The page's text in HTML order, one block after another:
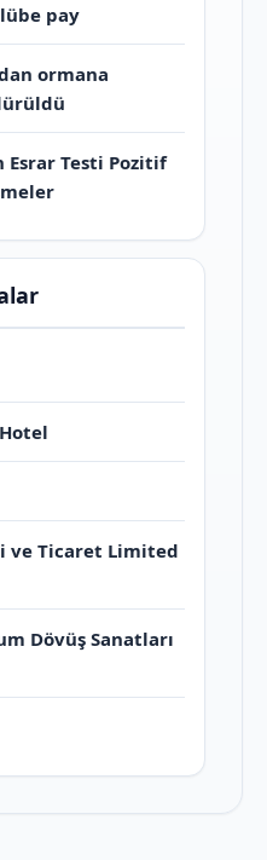
pay
ormana
Esrar Testi Pozitif
ve Ticaret Limited
Dövüş Sanatları